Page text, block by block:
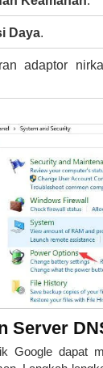
Daya.
adaptor
Server
Google dapat